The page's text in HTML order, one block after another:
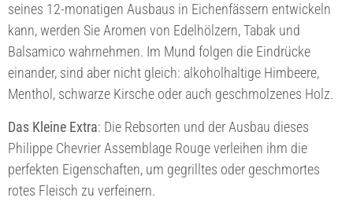
seines 12-monatigen Ausbaus in Eichenfässern entwickeln
kann, werden Sie Aromen von Edelhölzern, Tabak und
Balsamico wahrnehmen. Im Mund folgen die Eindrücke
einander, sind aber nicht gleich: alkoholhaltige Himbeere,
Menthol, schwarze Kirsche oder auch geschmolzenes Holz.
Das Kleine Extra: Die Rebsorten und der Ausbau dieses
Philippe Chevrier Assemblage Rouge verleihen ihm die
perfekten Eigenschaften, um gegrilltes oder geschmortes
rotes Fleisch zu verfeinern.